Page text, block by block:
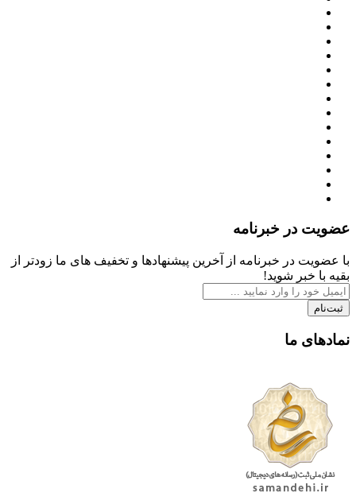
عضویت در خبرنامه
با عضویت در خبرنامه از آخرین پیشنهادها و تخفیف های ما زودتر از
بقیه با خبر شوید!
ثبت‌نام
نمادهای ما